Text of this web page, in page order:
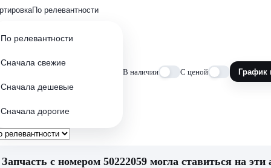
По релевантности
По релевантности
Сначала свежие
Сначала дешевые
Сначала дорогие
В наличии С ценой График
Запчасть с номером 50222059 могла ставиться на эти